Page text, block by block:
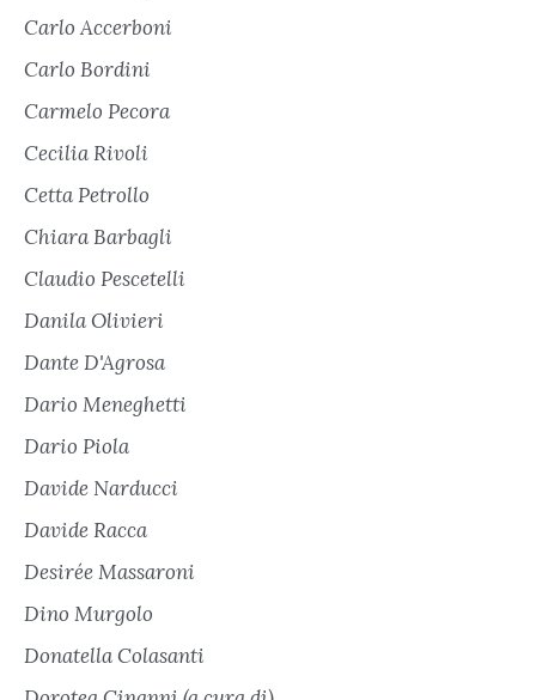
Carlo Accerboni
Carlo Bordini
Carmelo Pecora
Cecilia Rivoli
Cetta Petrollo
Chiara Barbagli
Claudio Pescetelli
Danila Olivieri
Dante D'Agrosa
Dario Meneghetti
Dario Piola
Davide Narducci
Davide Racca
Desirée Massaroni
Dino Murgolo
Donatella Colasanti